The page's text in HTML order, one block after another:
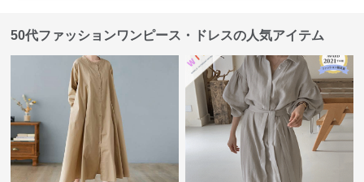
50代ファッションワンピース・ドレスの人気アイテム